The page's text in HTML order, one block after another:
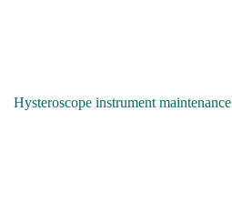
Hysteroscope instrument maintenance